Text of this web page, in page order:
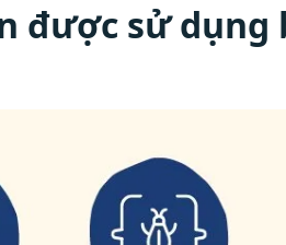
được sử dụng